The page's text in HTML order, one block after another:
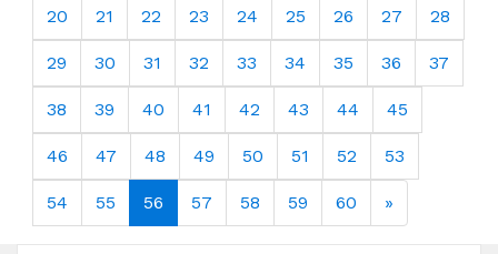
20 21 22 23 24 25 26 27 28
29 30 31 32 33 34 35 36 37
38 39 40 41 42 43 44 45
46 47 48 49 50 51 52 53
54 55 56 57 58 59 60 »